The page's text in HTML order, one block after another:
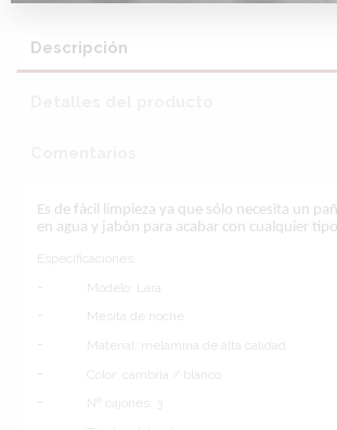
Descripción
Es de fácil limpieza ya que sólo necesita un
en agua y jabón para acabar con cualquier
Especificaciones:
- Modelo: Lara
- Mesita de noche
- Material: melamina de alta calidad
- Color: cambria / blanco
- Nº cajones: 3